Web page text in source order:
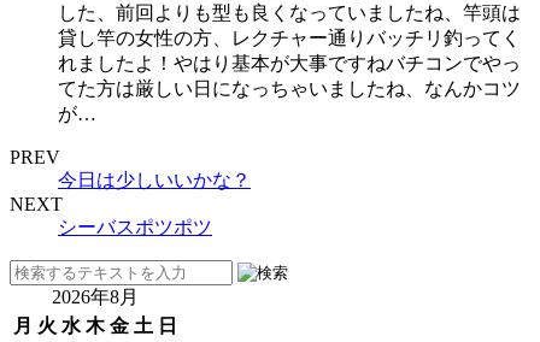
した、前回よりも型も良くなっていましたね、竿頭は
貸し竿の女性の方、レクチャー通りバッチリ釣ってく
れましたよ！やはり基本が大事ですねバチコンでやっ
てた方は厳しい日になっちゃいましたね、なんかコツ
が…
PREV
今日は少しいいかな？
NEXT
シーバスポツポツ
2026年8月
月 火 水 木 金 土 日